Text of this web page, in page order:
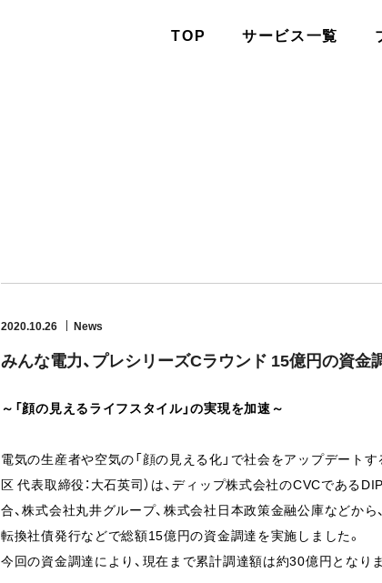
TOP サービス一覧
2020.10.26 News
みんな電力、プレシリーズCラウンド 15億円の資金
～「顔の見えるライフスタイル」の実現を加速～
電気の生産者や空気の「顔の見える化」で社会をアップデートす
区 代表取締役：大石英司）は、ディップ株式会社のCVCである
合、株式会社丸井グループ、株式会社日本政策金融公庫などか
転換社債発行などで総額15億円の資金調達を実施しました。
今回の資金調達により、現在まで累計調達額は約30億円となりま